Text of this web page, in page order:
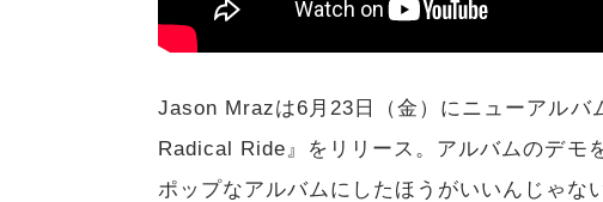
Jason Mrazは6月23日（金）にニューアル
Radical Ride』をリリース。アルバムのデモ
ポップなアルバムにしたほうがいいんじゃな